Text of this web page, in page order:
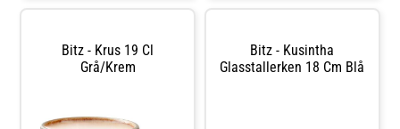
Bitz - Krus 19 Cl
Grå/krem
Bitz - Kusintha
Glasstallerken 18 Cm Blå